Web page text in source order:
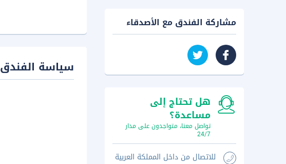
سياسة الفندق
مشاركة الفندق مع الأصدقاء
هل تحتاج إلى
مساعدة؟
تواصل معنا، متواجدون على مدار
24/7
للاتصال من داخل المملكة العربية